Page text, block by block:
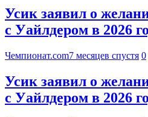
Усик заявил о
с Уайлдером в 2026
Чемпионат.com7 месяцев спустя 0
Усик заявил о
с Уайлдером в 2026